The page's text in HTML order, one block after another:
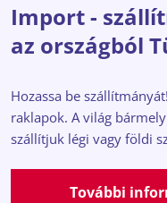
Import -
az országból
Hozassa be
raklapok. A világ
szállítjuk légi vagy földi
További